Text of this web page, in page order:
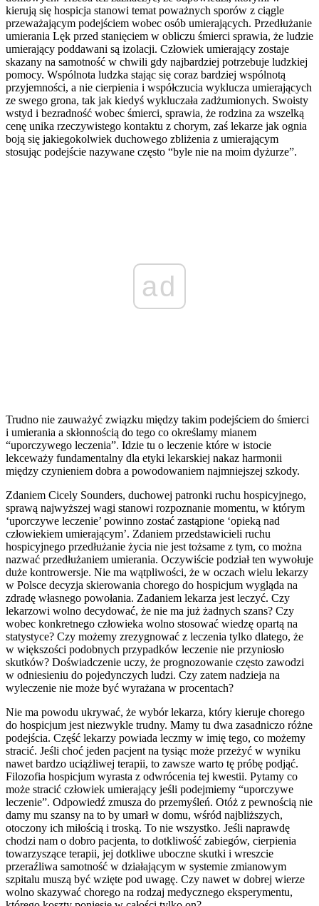
kierują się hospicja stanowi temat poważnych sporów z ciągle
przeważającym podejściem wobec osób umierających. Przedłużanie
umierania Lęk przed stanięciem w obliczu śmierci sprawia, że ludzie
umierający poddawani są izolacji. Człowiek umierający zostaje
skazany na samotność w chwili gdy najbardziej potrzebuje ludzkiej
pomocy. Wspólnota ludzka stając się coraz bardziej wspólnotą
przyjemności, a nie cierpienia i współczucia wyklucza umierających
ze swego grona, tak jak kiedyś wykluczała zadżumionych. Swoisty
wstyd i bezradność wobec śmierci, sprawia, że rodzina za wszelką
cenę unika rzeczywistego kontaktu z chorym, zaś lekarze jak ognia
boją się jakiegokolwiek duchowego zbliżenia z umierającym
stosując podejście nazywane często “byle nie na moim dyżurze”.
ad
Trudno nie zauważyć związku między takim podejściem do śmierci
i umierania a skłonnością do tego co określamy mianem
“uporczywego leczenia”. Idzie tu o leczenie które w istocie
lekceważy fundamentalny dla etyki lekarskiej nakaz harmonii
między czynieniem dobra a powodowaniem najmniejszej szkody.
Zdaniem Cicely Sounders, duchowej patronki ruchu hospicyjnego,
sprawą najwyższej wagi stanowi rozpoznanie momentu, w którym
‘uporczywe leczenie’ powinno zostać zastąpione ‘opieką nad
człowiekiem umierającym’. Zdaniem przedstawicieli ruchu
hospicyjnego przedłużanie życia nie jest tożsame z tym, co można
nazwać przedłużaniem umierania. Oczywiście podział ten wywołuje
duże kontrowersje. Nie ma wątpliwości, że w oczach wielu lekarzy
w Polsce decyzja skierowania chorego do hospicjum wygląda na
zdradę własnego powołania. Zadaniem lekarza jest leczyć. Czy
lekarzowi wolno decydować, że nie ma już żadnych szans? Czy
wobec konkretnego człowieka wolno stosować wiedzę opartą na
statystyce? Czy możemy zrezygnować z leczenia tylko dlatego, że
w większości podobnych przypadków leczenie nie przyniosło
skutków? Doświadczenie uczy, że prognozowanie często zawodzi
w odniesieniu do pojedynczych ludzi. Czy zatem nadzieja na
wyleczenie nie może być wyrażana w procentach?
Nie ma powodu ukrywać, że wybór lekarza, który kieruje chorego
do hospicjum jest niezwykle trudny. Mamy tu dwa zasadniczo różne
podejścia. Część lekarzy powiada leczmy w imię tego, co możemy
stracić. Jeśli choć jeden pacjent na tysiąc może przeżyć w wyniku
nawet bardzo uciążliwej terapii, to zawsze warto tę próbę podjąć.
Filozofia hospicjum wyrasta z odwrócenia tej kwestii. Pytamy co
może stracić człowiek umierający jeśli podejmiemy “uporczywe
leczenie”. Odpowiedź zmusza do przemyśleń. Otóż z pewnością nie
damy mu szansy na to by umarł w domu, wśród najbliższych,
otoczony ich miłością i troską. To nie wszystko. Jeśli naprawdę
chodzi nam o dobro pacjenta, to dotkliwość zabiegów, cierpienia
towarzyszące terapii, jej dotkliwe uboczne skutki i wreszcie
przeraźliwa samotność w działającym w systemie zmianowym
szpitalu muszą być wzięte pod uwagę. Czy nawet w dobrej wierze
wolno skazywać chorego na rodzaj medycznego eksperymentu,